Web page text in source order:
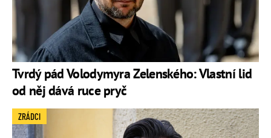
Tvrdý pád Volodymyra Zelenského: Vlastní lid
od něj dává ruce pryč
ZRÁDCI